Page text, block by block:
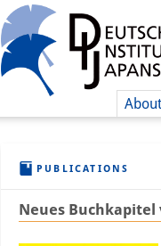
PUBLICATIONS
Neues Buchkapitel